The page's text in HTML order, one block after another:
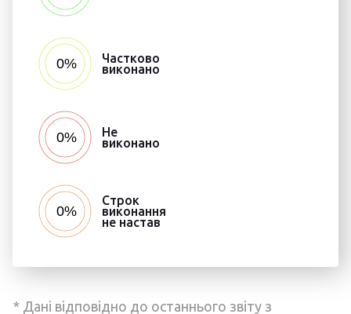
Частково
виконано
Не
виконано
Строк
виконання
не настав
* Дані відповідно до останнього звіту з